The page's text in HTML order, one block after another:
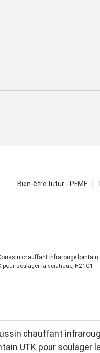
Bien-être futur - PEMF
chauffant
UTK pour soulager la